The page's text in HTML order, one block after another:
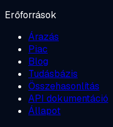
Erőforrások
Árazás
Piac
Blog
Tudásbázis
Összehasonlítás
API dokumentáció
Állapot